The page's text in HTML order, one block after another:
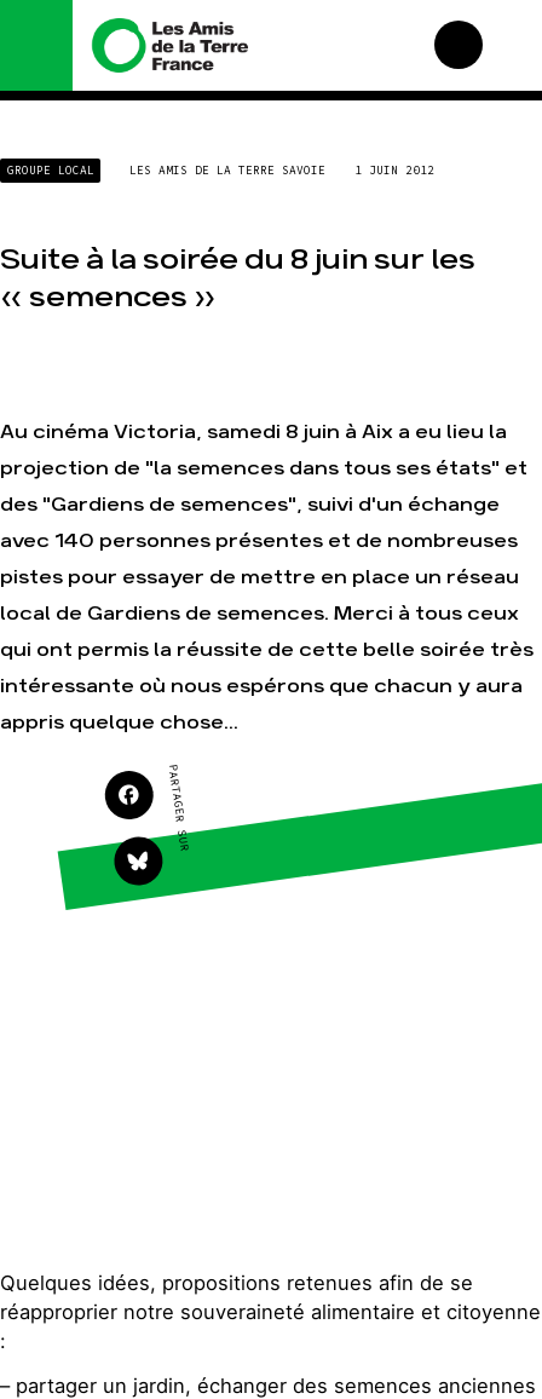
Nous connaître
Histoire
Missions et méthodes
Valeurs
Nos alliés
Je soutiens les Amis de
grand enfumage
Agir
campagnes
partie de son
patrimoine
Télécharger
gratuitement les
guides éco-citoyens
Nos thématiques
Finance
GROUPE LOCAL LES AMIS DE LA TERRE SAVOIE 1 JUIN 2012
Suite à la soirée du 8 juin sur les
« semences »
Au cinéma Victoria, samedi 8 juin à Aix a eu lieu la
projection de "la semences dans tous ses états" et
des "Gardiens de semences", suivi d'un échange
avec 140 personnes présentes et de nombreuses
pistes pour essayer de mettre en place un réseau
local de Gardiens de semences. Merci à tous ceux
qui ont permis la réussite de cette belle soirée très
intéressante où nous espérons que chacun y aura
appris quelque chose...
PARTAGER SUR
Quelques idées, propositions retenues afin de se
réapproprier notre souveraineté alimentaire et citoyenne
:
– partager un jardin, échanger des semences anciennes